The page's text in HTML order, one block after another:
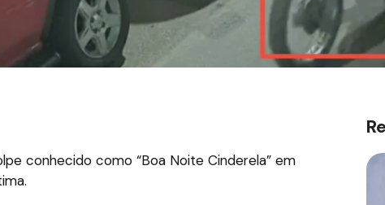
conhecido como “Boa Noite Cinderela” em